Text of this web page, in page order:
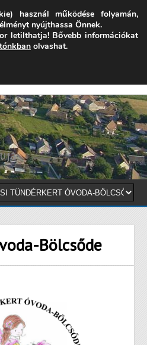
Szabadság utca 39.
+36 (72) 451 110
Bölcsőde
használ működése folyamán,
nyújthassa Önnek.
letilthatja! Bővebb információkat
olvashat.